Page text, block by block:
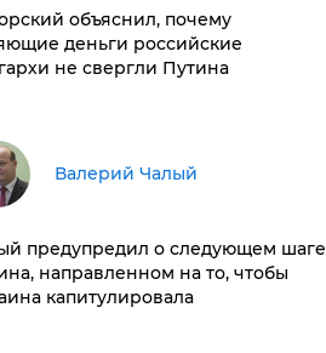
объяснил, почему
деньги российские
не свергли Путина
Валерий Чалый
предупредил о следующем шаге
направленном на то, чтобы
капитулировала